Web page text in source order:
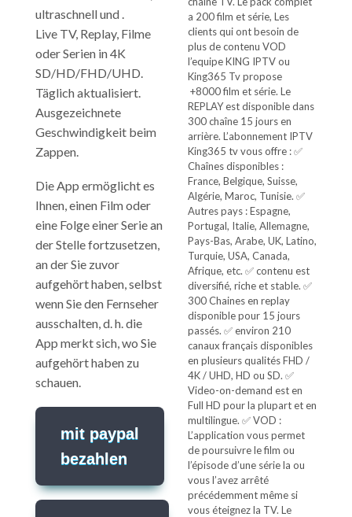
ultraschnell und .
Live TV, Replay, Filme
oder Serien in 4K
SD/HD/FHD/UHD.
Täglich aktualisiert.
Ausgezeichnete
Geschwindigkeit beim
Zappen.
Die App ermöglicht es
Ihnen, einen Film oder
eine Folge einer Serie an
der Stelle fortzusetzen,
an der Sie zuvor
aufgehört haben, selbst
wenn Sie den Fernseher
ausschalten, d. h. die
App merkt sich, wo Sie
aufgehört haben zu
schauen.
mit paypal
bezahlen
a 200 film et série, Les
clients qui ont besoin de
plus de contenu VOD
l’equipe KING IPTV ou
King365 Tv propose
+8000 film et série. Le
REPLAY est disponible dans
300 chaîne 15 jours en
arrière. L’abonnement IPTV
King365 tv vous offre : ✅
Chaînes disponibles :
France, Belgique, Suisse,
Algérie, Maroc, Tunisie. ✅
Autres pays : Espagne,
Portugal, Italie, Allemagne,
Pays-Bas, Arabe, UK, Latino,
Turquie, USA, Canada,
Afrique, etc. ✅ contenu est
diversifié, riche et stable. ✅
300 Chaines en replay
disponible pour 15 jours
passés. ✅ environ 210
canaux français disponibles
en plusieurs qualités FHD /
4K / UHD, HD ou SD. ✅
Video-on-demand est en
Full HD pour la plupart et en
multilingue. ✅ VOD :
L’application vous permet
de poursuivre le film ou
l’épisode d’une série la ou
vous l’avez arrêté
précédemment même si
vous éteignez la TV. Le